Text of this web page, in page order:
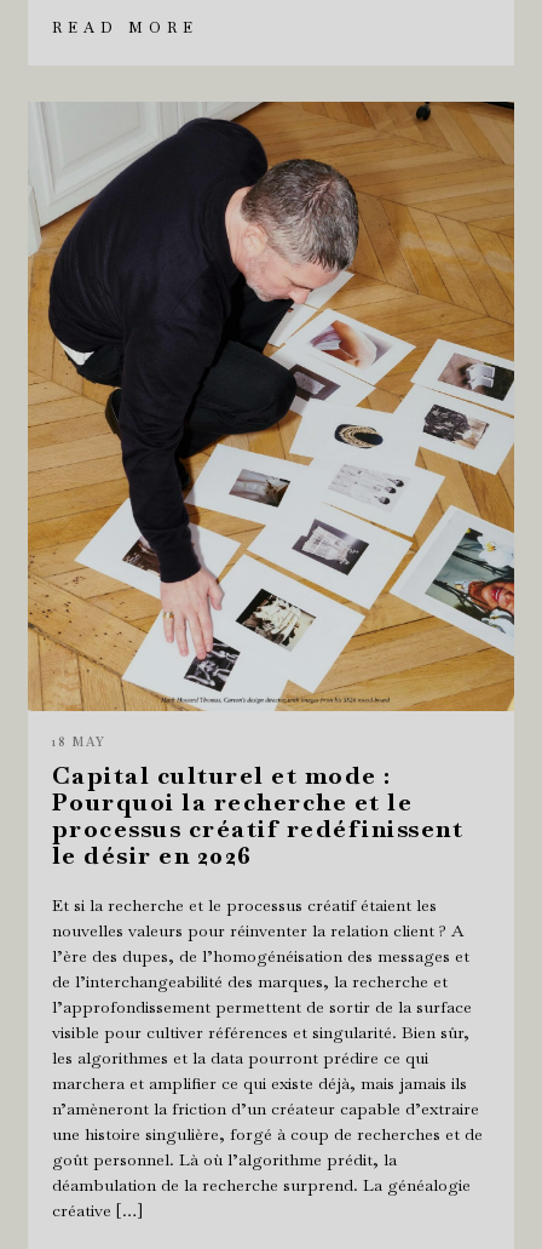
READ MORE
18 MAY
Capital culturel et mode :
Pourquoi la recherche et le
processus créatif redéfinissent
le désir en 2026
Et si la recherche et le processus créatif étaient les
nouvelles valeurs pour réinventer la relation client ? A
l’ère des dupes, de l’homogénéisation des messages et
de l’interchangeabilité des marques, la recherche et
l’approfondissement permettent de sortir de la surface
visible pour cultiver références et singularité. Bien sûr,
les algorithmes et la data pourront prédire ce qui
marchera et amplifier ce qui existe déjà, mais jamais ils
n’amèneront la friction d’un créateur capable d’extraire
une histoire singulière, forgé à coup de recherches et de
goût personnel. Là où l’algorithme prédit, la
déambulation de la recherche surprend. La généalogie
créative […]